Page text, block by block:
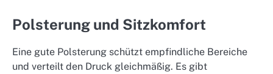
Polsterung und Sitzkomfort
Eine gute Polsterung schützt empfindliche Bereiche
und verteilt den Druck gleichmäßig. Es gibt